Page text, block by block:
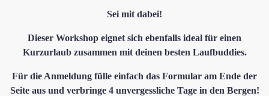
​Sei mit dabei!
Dieser Workshop eignet sich ebenfalls ideal für einen
Kurzurlaub zusammen mit deinen besten Laufbuddies.
Für die Anmeldung fülle einfach das Formular am Ende der
Seite aus und verbringe 4 unvergessliche Tage in den Bergen!